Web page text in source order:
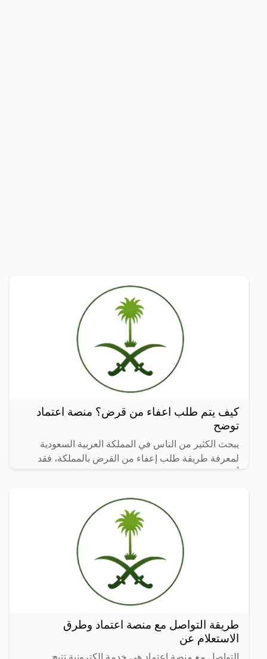
كيف يتم طلب اعفاء من قرض؟ منصة اعتماد
توضح
يبحث الكثير من الناس في المملكة العربية السعودية
لمعرفة طريقة طلب إعفاء من القرض بالمملكة، فقد
طريقة التواصل مع منصة اعتماد وطرق
الاستعلام عن
التواصل مع منصة اعتماد هي خدمة إلكترونية تتيح